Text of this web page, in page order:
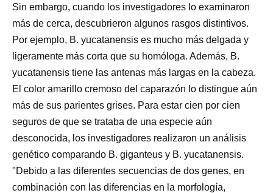
Sin embargo, cuando los investigadores lo examinaron
más de cerca, descubrieron algunos rasgos distintivos.
Por ejemplo, B. yucatanensis es mucho más delgada y
ligeramente más corta que su homóloga. Además, B.
yucatanensis tiene las antenas más largas en la cabeza.
El color amarillo cremoso del caparazón lo distingue aún
más de sus parientes grises. Para estar cien por cien
seguros de que se trataba de una especie aún
desconocida, los investigadores realizaron un análisis
genético comparando B. giganteus y B. yucatanensis.
"Debido a las diferentes secuencias de dos genes, en
combinación con las diferencias en la morfología,